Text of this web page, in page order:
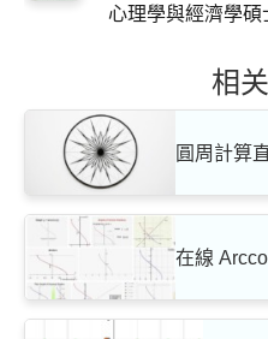
心理學與經濟學碩
相
圓周計算
在線